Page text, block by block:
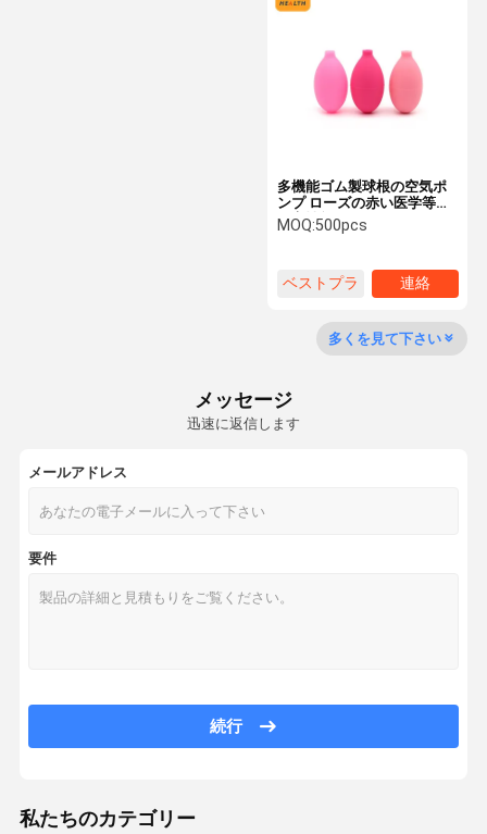
医学のハンド ポンプ
球根の空気送風機
膨脹可能な空気ぼうこう
医学等級の管
Yoniの蒸気の座席
顔のすくうセット
多機能ゴム製球根の空気ポ
ンプ ローズの赤い医学等級
の高性能
MOQ:500pcs
ベストプラ
連絡
多くを見て下さい
メッセージ
迅速に返信します
メールアドレス
要件
続行
私たちのカテゴリー